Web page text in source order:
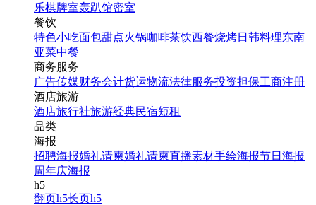
乐棋牌室轰趴馆密室
餐饮
特色小吃面包甜点火锅咖啡茶饮西餐烧烤日韩料理东南
亚菜中餐
商务服务
广告传媒财务会计货运物流法律服务投资担保工商注册
酒店旅游
酒店旅行社旅游经典民宿短租
品类
海报
招聘海报婚礼请柬婚礼请柬直播素材手绘海报节日海报
周年庆海报
h5
翻页h5长页h5